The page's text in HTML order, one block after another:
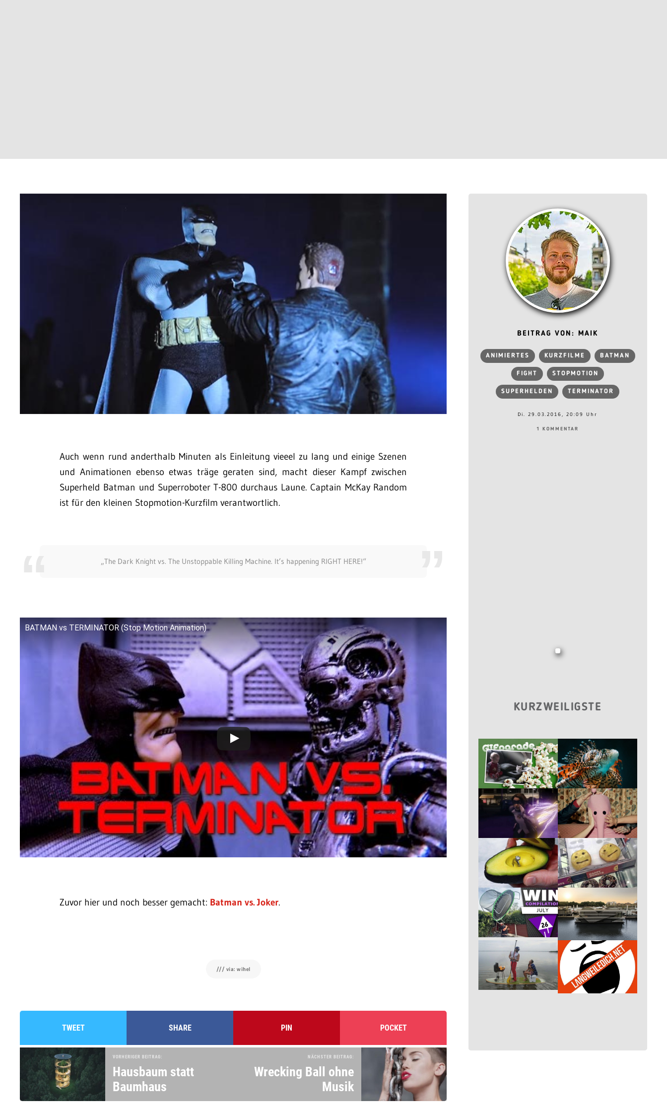
Auch wenn rund anderthalb Minuten als Einleitung vieeel zu lang und einige Szenen
und Animationen ebenso etwas träge geraten sind, macht dieser Kampf zwischen
Superheld Batman und Superroboter T-800 durchaus Laune. Captain McKay Random
ist für den kleinen Stopmotion-Kurzfilm verantwortlich.
„The Dark Knight vs. The Unstoppable Killing Machine. It’s happening RIGHT HERE!“
BATMAN vs TERMINATOR (Stop Motion Animation)
Zuvor hier und noch besser gemacht: Batman vs. Joker.
/// via: wihel
TWEET SHARE PIN POCKET
VORHERIGER BEITRAG:
Hausbaum statt
Baumhaus
NÄCHSTER BEITRAG:
Wrecking Ball ohne
Musik
BEITRAG VON: MAIK
ANIMIERTES KURZFILME BATMAN
FIGHT STOPMOTION
SUPERHELDEN TERMINATOR
Di. 29.03.2016, 20:09 Uhr
1 KOMMENTAR
KURZWEILIGSTE